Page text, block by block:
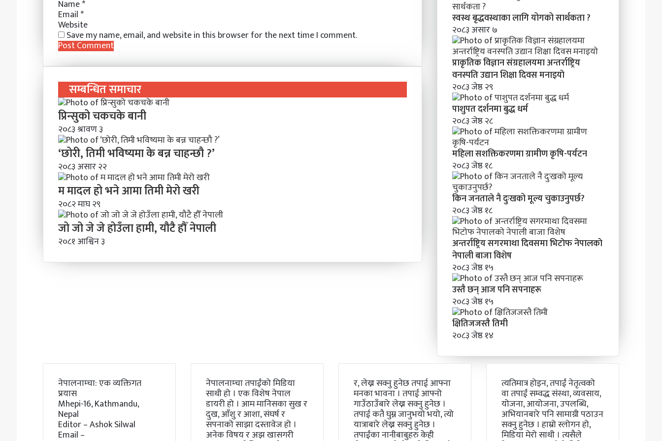
Name*
Email*
Website
Save my name, email, and website in this browser for the next time I comment.
सम्बन्धित समाचार
प्रिन्सुको चकचके बानी
२०८३ श्रावण ३
‘छोरी, तिमी भविष्यमा के बन्न चाहन्छौ ?’
२०८३ असार २२
म मादल हो भने आमा तिमी मेरो खरी
२०८२ माघ २९
जो जो जे जे होउँला हामी, यौटै हौँ नेपाली
२०८१ आश्विन ३
स्वस्थ बृद्धवस्थाका लागि योगको सार्थकता ?
२०८३ असार ७
प्राकृतिक विज्ञान संग्रहालयमा अन्तर्राष्ट्रिय
वनस्पति उद्यान शिक्षा दिवस मनाइयाे
२०८३ जेष्ठ २९
पाशुपत दर्शनमा बुद्ध धर्म​
२०८३ जेष्ठ २८
महिला सशक्तिकरणमा ग्रामीण कृषि-पर्यटन
२०८३ जेष्ठ १८
किन जनताले नै दुःखको मूल्य चुकाउनुपर्छ?
२०८३ जेष्ठ १८
अन्तर्राष्ट्रिय सगरमाथा दिवसमा भिटाेफ नेपालकाे
नेपाली बाजा विशेष
२०८३ जेष्ठ १५
उस्तै छन् आज पनि सपनाहरू
२०८३ जेष्ठ १५
क्षितिजजस्तै तिमी
२०८३ जेष्ठ १४
नेपालनाम्चा: एक व्यक्तिगत
प्रयास
Mhepi-16, Kathmandu,
Nepal
Editor – Ashok Silwal
Email –
नेपालनाम्चा तपाईंको मिडिया
साथी हो । एक विशेष नेपाल
डायरी हो । आम मानिसका सुख र
दुख, आँशु र आशा, संघर्ष र
सपनाको साझा दस्तावेज हो ।
अनेक विषय र अझ खासगरी
र, लेख्न सक्नु हुनेछ तपाई आफ्ना
मनका भावना । तपाई आफ्नो
गाउँठाउँबारे लेख्न सक्नु हुनेछ ।
तपाई कतै घुम्न जानुभयो भयो, त्यो
यात्राबारे लेख्न सक्नु हुनेछ ।
तपाईंका नानीबाबुहरु केही
त्यतिमात्र होइन, तपाईं नेतृत्वको
वा तपाईं सम्वद्ध संस्था, व्यवसाय,
योजना, आयोजना, उपलब्धि,
अभियानबारे पनि सामाग्री पठाउन
सक्नु हुनेछ । हाम्रो स्लोगन हो,
मिडिया मेरो साथी । त्यसैले